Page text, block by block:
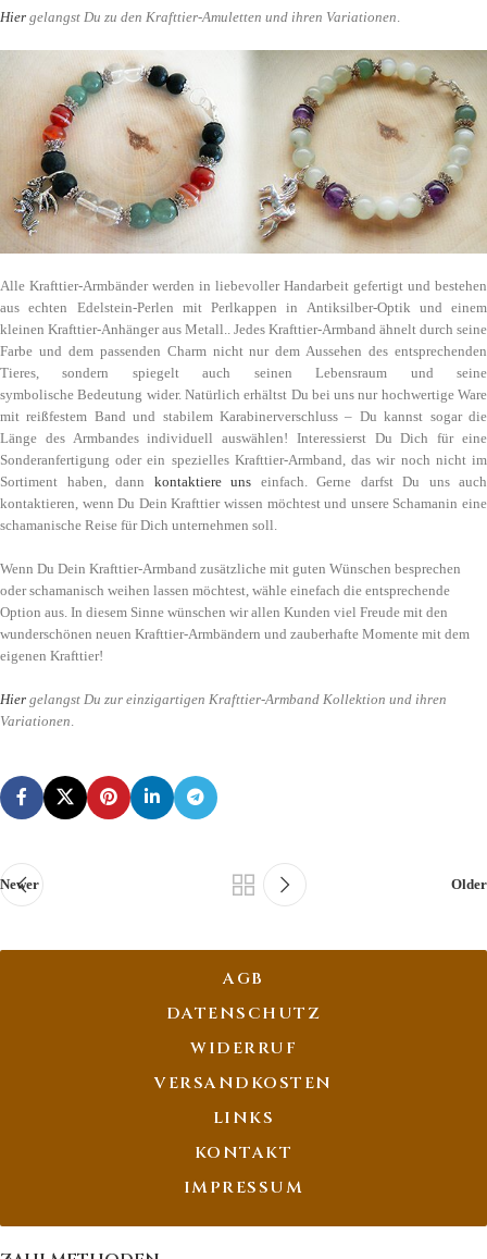
Hier gelangst Du zu den Krafttier-Amuletten und ihren Variationen.
Alle Krafttier-Armbänder werden in liebevoller Handarbeit gefertigt und bestehen
aus echten Edelstein-Perlen mit Perlkappen in Antiksilber-Optik und einem
kleinen Krafttier-Anhänger aus Metall.. Jedes Krafttier-Armband ähnelt durch seine
Farbe und dem passenden Charm nicht nur dem Aussehen des entsprechenden
Tieres, sondern spiegelt auch seinen Lebensraum und seine
symbolische Bedeutung wider. Natürlich erhältst Du bei uns nur hochwertige Ware
mit reißfestem Band und stabilem Karabinerverschluss – Du kannst sogar die
Länge des Armbandes individuell auswählen! Interessierst Du Dich für eine
Sonderanfertigung oder ein spezielles Krafttier-Armband, das wir noch nicht im
Sortiment haben, dann kontaktiere uns einfach. Gerne darfst Du uns auch
kontaktieren, wenn Du Dein Krafttier wissen möchtest und unsere Schamanin eine
schamanische Reise für Dich unternehmen soll.
Wenn Du Dein Krafttier-Armband zusätzliche mit guten Wünschen besprechen
oder schamanisch weihen lassen möchtest, wähle einefach die entsprechende
Option aus. In diesem Sinne wünschen wir allen Kunden viel Freude mit den
wunderschönen neuen Krafttier-Armbändern und zauberhafte Momente mit dem
eigenen Krafttier!
Hier gelangst Du zur einzigartigen Krafttier-Armband Kollektion und ihren
Variationen
Newer Older
AGB
DATENSCHUTZ
WIDERRUF
VERSANDKOSTEN
LINKS
KONTAKT
IMPRESSUM